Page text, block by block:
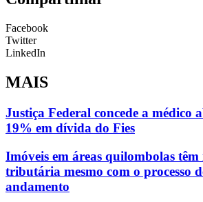
Facebook
Twitter
LinkedIn
MAIS
Justiça Federal concede a médico
19% em dívida do Fies
Imóveis em áreas quilombolas
tributária mesmo com o processo
andamento